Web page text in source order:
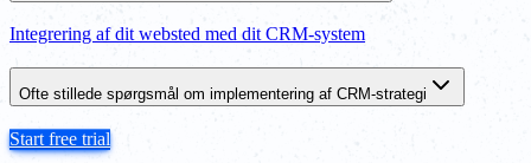
Integrering af dit websted med dit CRM-system
Ofte stillede spørgsmål om implementering af CRM-strategi
Start free trial